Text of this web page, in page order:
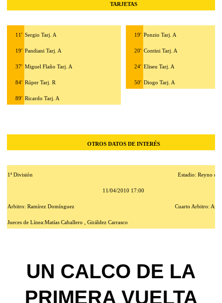
TARJETAS
11' Sergio Tarj. A
19' Pandiani Tarj. A
37' Miguel Flaño Tarj. A
84' Rúper Tarj. R
89' Ricardo Tarj. A
19' Ponzio Tarj. A
20' Contini Tarj. A
24' Eliseu Tarj. A
50' Diogo Tarj. A
OTROS DATOS DE INTERÉS
1ª División Estadio: Reyno de
11/04/2010 17:00
Arbitro: Ramírez Domínguez Cuarto Arbitro:
Jueces de Línea:Matías Caballero , Giráldez Carrasco
UN CALCO DE LA
PRIMERA VUELTA